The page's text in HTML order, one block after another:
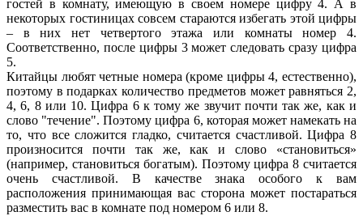
гостей в комнату, имеющую в своем номере цифру 4. А в
некоторых гостиницах совсем стараются избегать этой цифры
– в них нет четвертого этажа или комнаты номер 4.
Соответственно, после цифры 3 может следовать сразу цифра
5.
Китайцы любят четные номера (кроме цифры 4, естественно),
поэтому в подарках количество предметов может равняться 2,
4, 6, 8 или 10. Цифра 6 к тому же звучит почти так же, как и
слово "течение". Поэтому цифра 6, которая может намекать на
то, что все сложится гладко, считается счастливой. Цифра 8
произносится почти так же, как и слово «становиться»
(например, становиться богатым). Поэтому цифра 8 считается
очень счастливой. В качестве знака особого к вам
расположения принимающая вас сторона может постараться
разместить вас в комнате под номером 6 или 8.